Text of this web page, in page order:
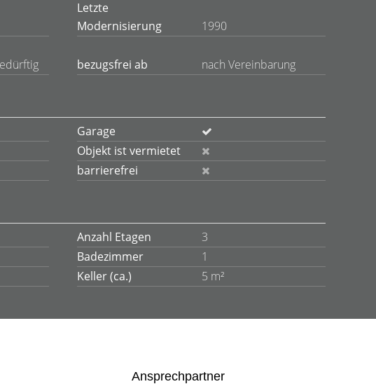
Letzte
Modernisierung
1990
bezugsfrei ab nach Vereinbarung
Garage
Objekt ist vermietet
barrierefrei
Anzahl Etagen
3
Badezimmer
1
Keller (ca.) 5 m²
Ansprechpartner